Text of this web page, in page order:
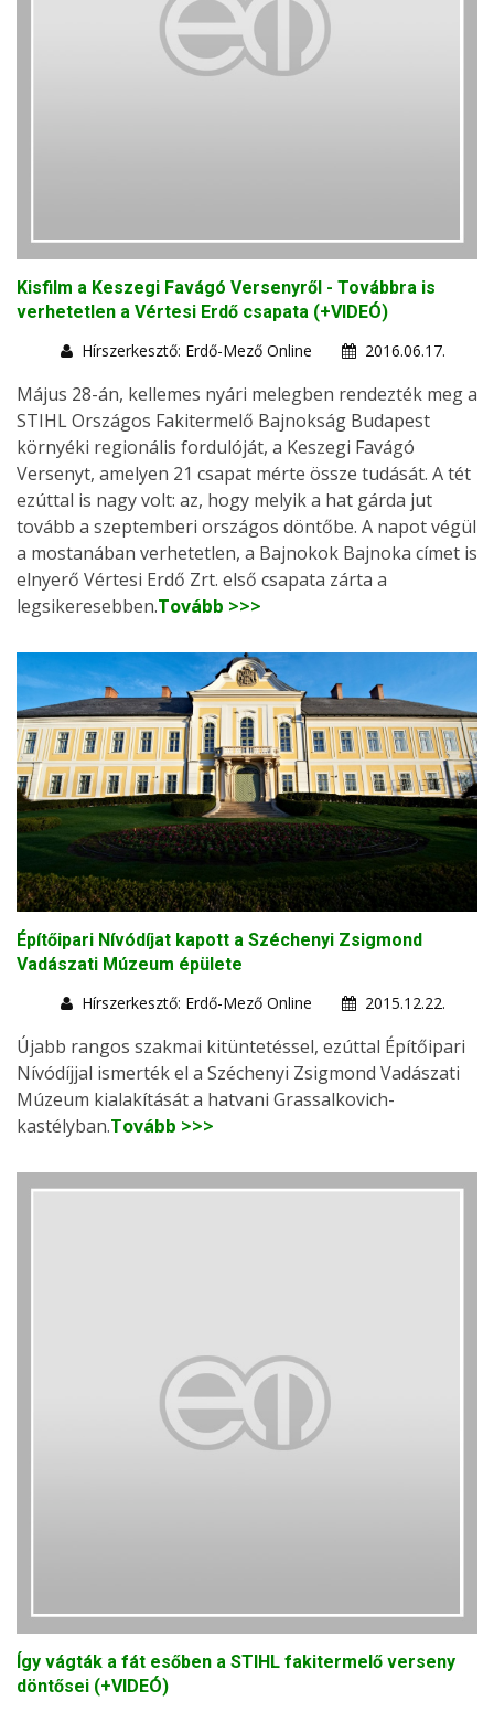
Kisfilm a Keszegi Favágó Versenyről - Továbbra is
verhetetlen a Vértesi Erdő csapata (+VIDEÓ)
Hírszerkesztő: Erdő-Mező Online
2016.06.17.
Május 28-án, kellemes nyári melegben rendezték meg a
STIHL Országos Fakitermelő Bajnokság Budapest
környéki regionális fordulóját, a Keszegi Favágó
Versenyt, amelyen 21 csapat mérte össze tudását. A tét
ezúttal is nagy volt: az, hogy melyik a hat gárda jut
tovább a szeptemberi országos döntőbe. A napot végül
a mostanában verhetetlen, a Bajnokok Bajnoka címet is
elnyerő Vértesi Erdő Zrt. első csapata zárta a
legsikeresebben.Tovább >>>
Építőipari Nívódíjat kapott a Széchenyi Zsigmond
Vadászati Múzeum épülete
Hírszerkesztő: Erdő-Mező Online
2015.12.22.
Újabb rangos szakmai kitüntetéssel, ezúttal Építőipari
Nívódíjjal ismerték el a Széchenyi Zsigmond Vadászati
Múzeum kialakítását a hatvani Grassalkovich-
kastélyban.Tovább >>>
Így vágták a fát esőben a STIHL fakitermelő verseny
döntősei (+VIDEÓ)